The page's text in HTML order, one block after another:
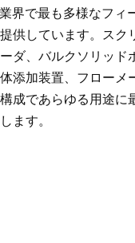
界で最も多様なフィ
供しています。スク
ダ、バルクソリッド
添加装置、フローメ
成であらゆる用途に
ます。